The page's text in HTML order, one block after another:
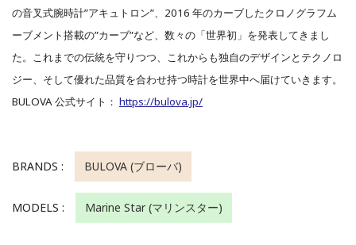
の音叉式腕時計”アキュトロン”、2016 年のカーブしたクロノグラフム
ーブメント搭載の”カーブ”など、数々の「世界初」を発表してきまし
た。これまでの伝統を守りつつ、これからも独自のデザインとテクノロ
ジー、そして優れた品質を合わせ持つ時計を世界中へ届けていきます。
BULOVA 公式サイト： https://bulova.jp/
BRANDS : BULOVA (ブローバ)
MODELS : Marine Star (マリンスター)